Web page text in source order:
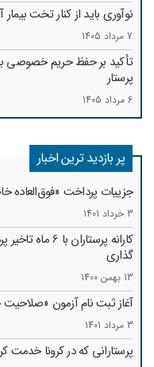
نوآوری باید از کنار تخت بیمار
7 مرداد 1405
تأکید بر حفظ حریم خصوصی
پرستار
6 مرداد 1405
پر بازدید ترین اخبار
جزییات پرداخت «فوق‌العاده
3 خرداد 1401
کارانه‌
گذاری
13 بهمن 1400
آغاز ثبت نام آزمون «صلاحیت
3 مرداد 1401
پرستارانی که در کرونا خدمت